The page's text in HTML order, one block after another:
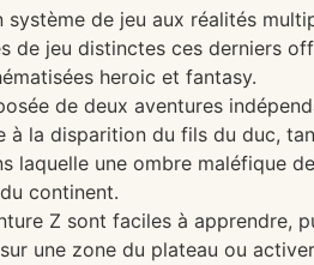
système de jeu aux réalités
de jeu distinctes ces derniers
heroic et fantasy.
de deux aventures
à la disparition du fils du duc,
laquelle une ombre maléfique
du continent.
Z sont faciles à
une zone du plateau ou